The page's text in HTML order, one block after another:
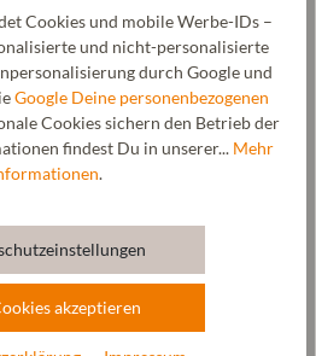
& Co. KG, Industriestraße 31, 6430
office@gottstein.at
Cookies und mobile Werbe-IDs –
und nicht-personalisierte
durch Google und
Google Deine personenbezogenen
Cookies sichern den Betrieb der
findest Du in unserer... Mehr
.
akzeptieren